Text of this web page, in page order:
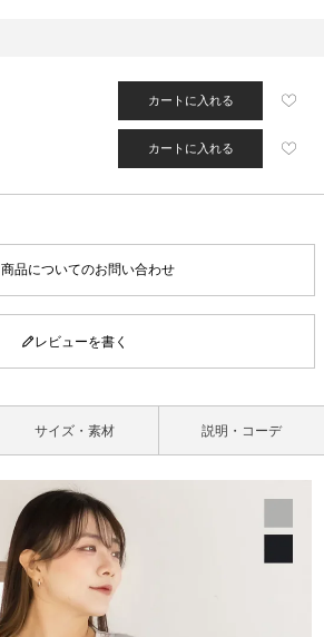
カートに入れる
カートに入れる
商品についてのお問い合わせ
レビューを書く
サイズ・素材 説明・コーデ